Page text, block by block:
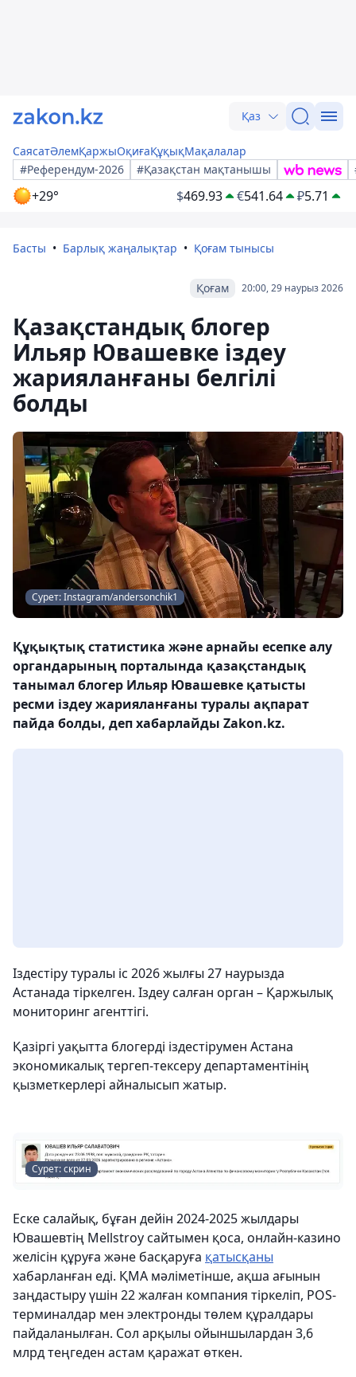
Қаз
СаясатӘлемҚаржыОқиғаҚұқықМақалалар
#Референдум-2026
#Қазақстан мақтанышы
+29° $469.93 €541.64 ₽5.71
Басты Барлық жаңалықтар Қоғам тынысы
20:00, 29 наурыз 2026
Қоғам
Қазақстандық блогер
Ильяр Ювашевке іздеу
жарияланғаны белгілі
болды
Сурет: Instagram/andersonchik1
Құқықтық статистика және арнайы есепке алу
органдарының порталында қазақстандық
танымал блогер Ильяр Ювашевке қатысты
ресми іздеу жарияланғаны туралы ақпарат
пайда болды, деп хабарлайды Zakon.kz.
Іздестіру туралы іс 2026 жылғы 27 наурызда
Астанада тіркелген. Іздеу салған орган – Қаржылық
мониторинг агенттігі.
Қазіргі уақытта блогерді іздестірумен Астана
экономикалық тергеп-тексеру департаментінің
қызметкерлері айналысып жатыр.
Сурет: скрин
Еске салайық, бұған дейін 2024-2025 жылдары
Ювашевтің Mellstroy сайтымен қоса, онлайн-казино
желісін құруға және басқаруға қатысқаны
хабарланған еді. ҚМА мәліметінше, ақша ағынын
заңдастыру үшін 22 жалған компания тіркеліп, POS-
терминалдар мен электронды төлем құралдары
пайдаланылған. Сол арқылы ойыншылардан 3,6
млрд теңгеден астам қаражат өткен.